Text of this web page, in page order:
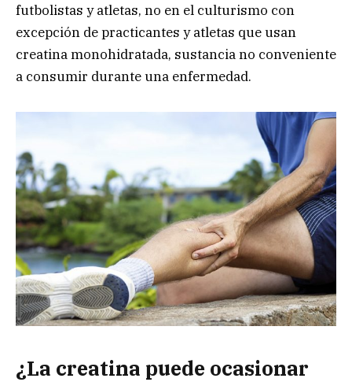
futbolistas y atletas, no en el culturismo con
excepción de practicantes y atletas que usan
creatina monohidratada, sustancia no conveniente
a consumir durante una enfermedad.
¿La creatina puede ocasionar